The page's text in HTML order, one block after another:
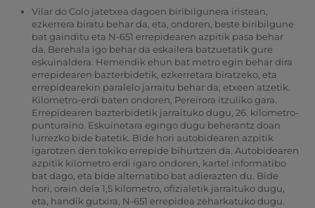
Vilar do Colo jatetxea dagoen biribilgunera iristean,
ezkerrera biratu behar da, eta, ondoren, beste biribilgune
bat gainditu eta N-651 errepidearen azpitik pasa behar
da. Berehala igo behar da eskailera batzuetatik gure
eskuinaldera. Hemendik ehun bat metro egin behar dira
errepidearen bazterbidetik, ezkerretara biratzeko, eta
errepidearekin paralelo jarraitu behar da, etxeen atzetik.
Kilometro-erdi baten ondoren, Pereirora itzuliko gara.
Errepidearen bazterbidetik jarraituko dugu, 26. kilometro-
punturaino. Eskuinetara egingo dugu beherantz doan
lurrezko bide batetik. Bide hori autobidearen azpitik
igarotzen den tokiko errepide bihurtzen da. Autobidearen
azpitik kilometro erdi igaro ondoren, kartel informatibo
bat dago, eta bide alternatibo bat adierazten du. Bide
hori, orain dela 1,5 kilometro, ofizialetik jarraituko dugu,
eta, handik gutxira, N-651 errepidea zeharkatuko dugu.